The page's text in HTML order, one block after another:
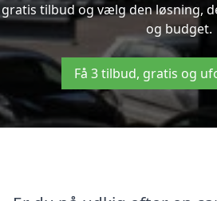
gratis tilbud og vælg den løsning,
og budget.
Få 3 tilbud, gratis og